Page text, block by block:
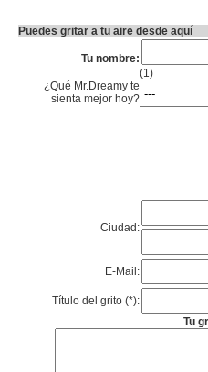
Puedes gritar a tu aire desde aquí
Tu nombre:
(1)
¿Qué Mr.Dreamy te
sienta mejor hoy?
Ciudad:
E-Mail:
Título del grito (*):
Tu